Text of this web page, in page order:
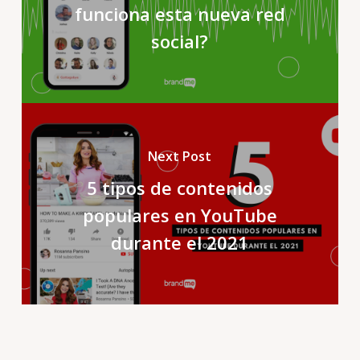
funciona esta nueva red
social?
Next Post
5 tipos de contenidos
populares en YouTube
durante el 2021